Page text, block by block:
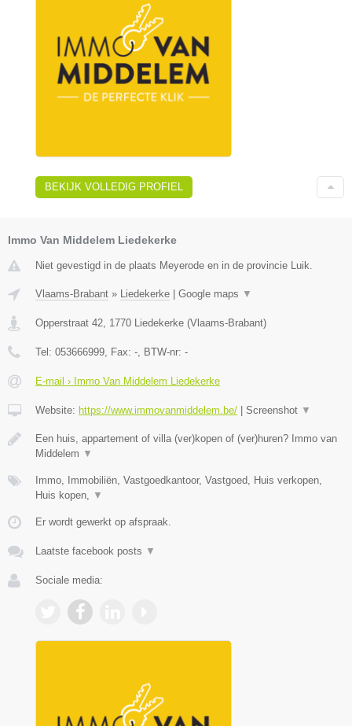
BEKIJK VOLLEDIG PROFIEL
Immo Van Middelem Liedekerke
Niet gevestigd in de plaats Meyerode en in de provincie Luik.
Vlaams-Brabant » Liedekerke Google maps ▼
Opperstraat 42 1770 Liedekerke (Vlaams-Brabant)
Tel: 053666999 , Fax: - , BTW-nr: -
E-mail › Immo Van Middelem Liedekerke
Website: https://www.immovanmiddelem.be/ Screenshot ▼
Een huis, appartement of villa (ver)kopen of (ver)huren? Immo van
Middelem ▼
Immo, Immobiliën, Vastgoedkantoor, Vastgoed, Huis verkopen,
Huis kopen,
▼
Er wordt gewerkt op afspraak.
Laatste facebook posts ▼
Sociale media: